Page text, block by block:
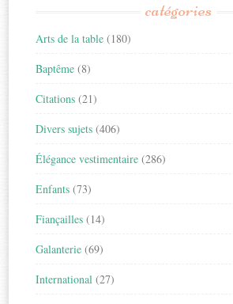
catégories
Arts de la table (180)
Baptême (8)
Citations (21)
Divers sujets (406)
Élégance vestimentaire (286)
Enfants (73)
Fiançailles (14)
Galanterie (69)
International (27)